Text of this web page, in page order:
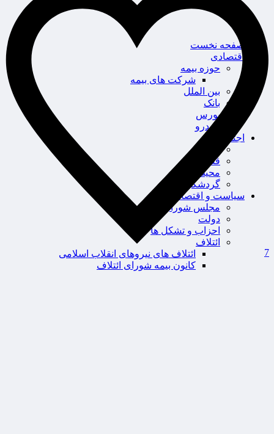
صفحه نخست
اقتصادی
حوزه بیمه
شرکت های بیمه
بین الملل
بانک
بورس
خودرو
اجتماعی
سلامت
قضایی
محیط زیست
گردشگری
سیاست و اقتصاد
مجلس شورای اسلامی
دولت
احزاب و تشکل ها
ائتلاف
ائتلاف های نیروهای انقلاب اسلامی
کانون بیمه شورای ائتلاف
7